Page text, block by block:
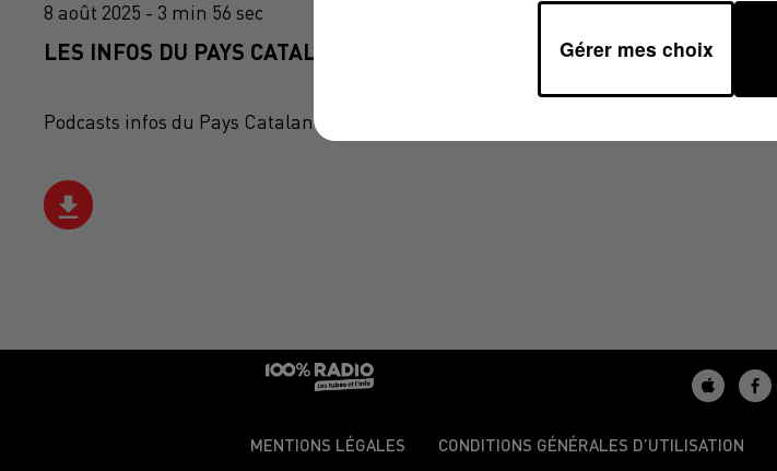
8 août 2025 - 3 min 56 sec
LES INFOS DU PAYS CATALAN DU 08/08/2025 À 17H00
Podcasts infos du Pays Catalan
MENTIONS LÉGALES CONDITIONS GÉNÉRALES D’UTILISATION
Gérer mes choix